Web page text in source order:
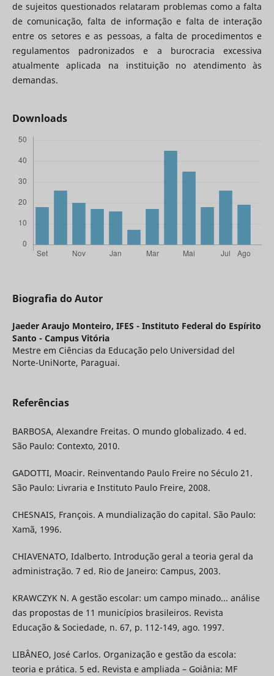
de sujeitos questionados relataram problemas como a falta
de comunicação, falta de informação e falta de interação
entre os setores e as pessoas, a falta de procedimentos e
regulamentos padronizados e a burocracia excessiva
atualmente aplicada na instituição no atendimento às
demandas.
Downloads
Biografia do Autor
Jaeder Araujo Monteiro, IFES - Instituto Federal do Espírito
Santo - Campus Vitória
Mestre em Ciências da Educação pelo Universidad del
Norte-UniNorte, Paraguai.
Referências
BARBOSA, Alexandre Freitas. O mundo globalizado. 4 ed.
São Paulo: Contexto, 2010.
GADOTTI, Moacir. Reinventando Paulo Freire no Século 21.
São Paulo: Livraria e Instituto Paulo Freire, 2008.
CHESNAIS, François. A mundialização do capital. São Paulo:
Xamã, 1996.
CHIAVENATO, Idalberto. Introdução geral a teoria geral da
administração. 7 ed. Rio de Janeiro: Campus, 2003.
KRAWCZYK N. A gestão escolar: um campo minado... análise
das propostas de 11 municípios brasileiros. Revista
Educação & Sociedade, n. 67, p. 112-149, ago. 1997.
LIBÂNEO, José Carlos. Organização e gestão da escola:
teoria e prática. 5 ed. Revista e ampliada – Goiânia: MF